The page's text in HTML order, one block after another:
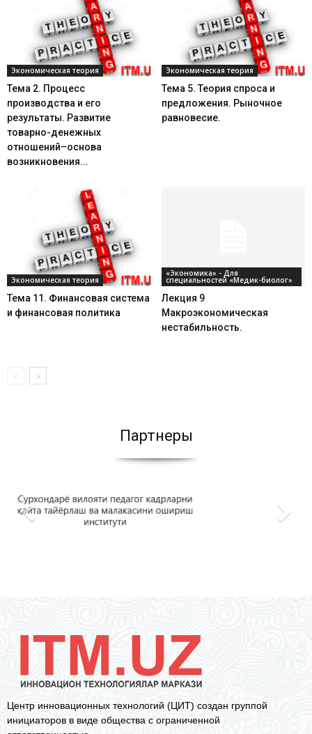
Экономическая теория
Тема 2. Процесс
производства и его
результаты. Развитие
товарно-денежных
отношений–основа
возникновения...
Экономическая теория
Тема 5. Теория спроса и
предложения. Рыночное
равновесие.
Экономическая теория
Тема 11. Финансовая система
и финансовая политика
«Экономика» - Для
специальностей «Медик-биолог»
Лекция 9
Макроэкономическая
нестабильность.
Партнеры
Центр инновационных технологий (ЦИТ) создан группой
инициаторов в виде общества с ограниченной